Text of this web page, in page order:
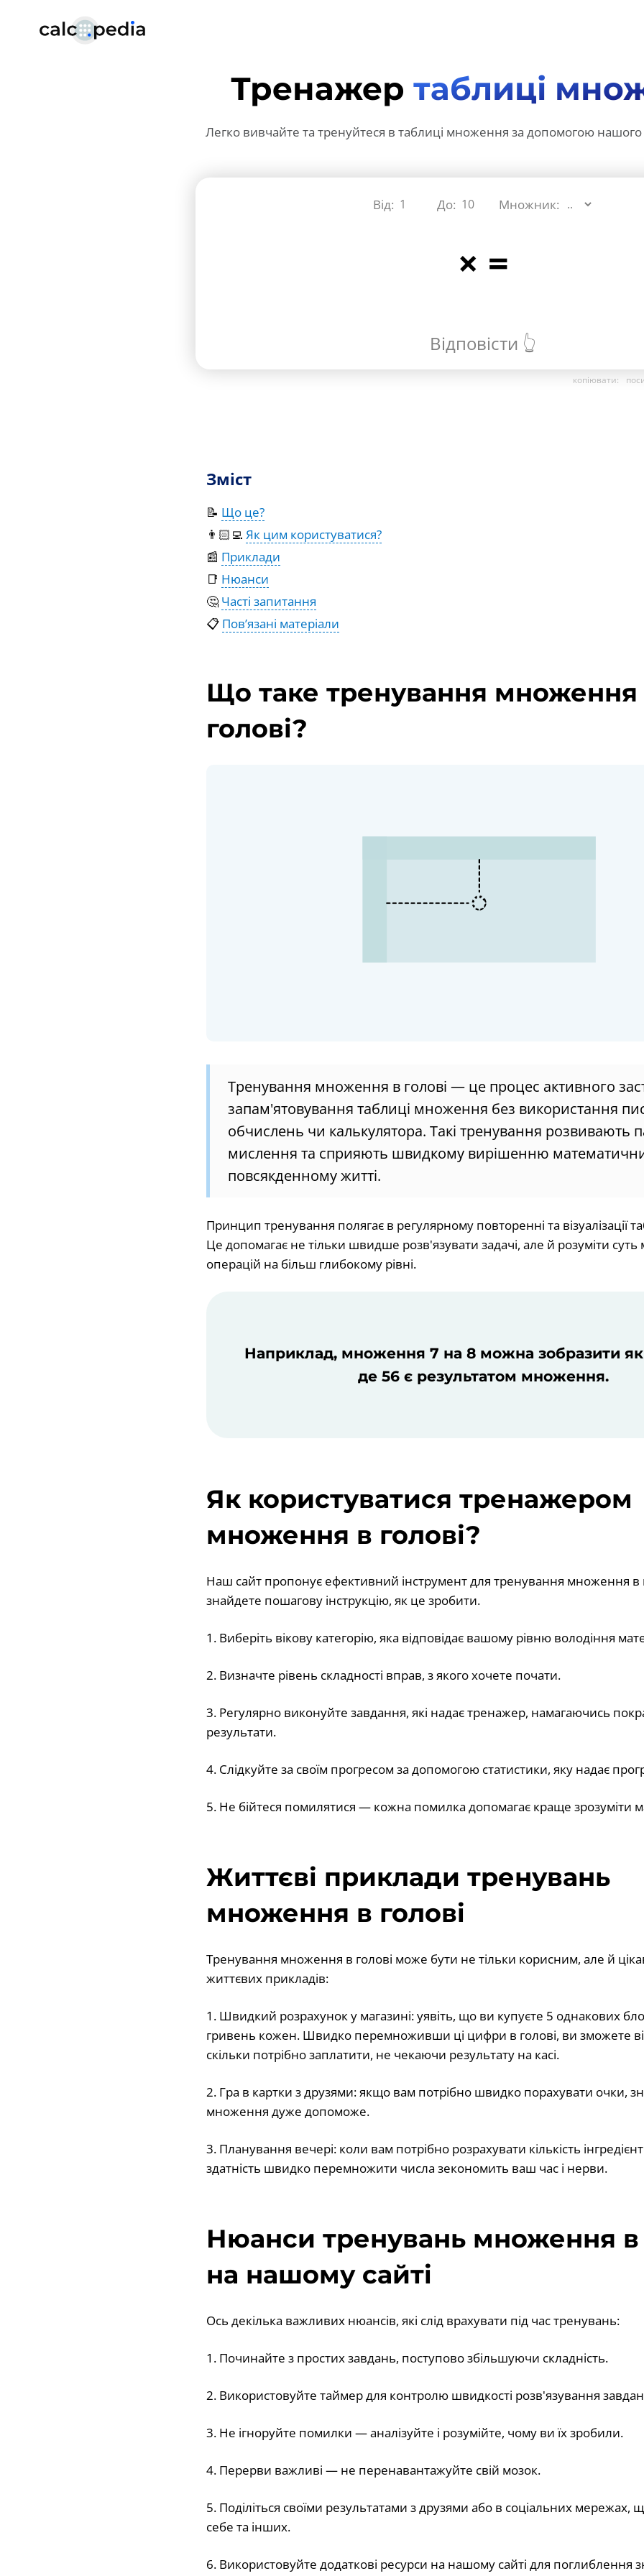
Тренажер таблиці
Легко вивчайте та тренуйтеся в таблиці множення за допомогою
Від: До: Множник:
× =
Відповісти 👆
копіювати:
Зміст
📝 Що це?
👨🏻‍💻 Як цим користуватися?
📰 Приклади
📑 Нюанси
🤔 Часті запитання
📋 Пов’язані матеріали
Що таке тренування множення
голові?
Тренування множення в голові — це процес активного
запам'ятовування таблиці множення без використання
обчислень чи калькулятора. Такі тренування розвивають
мислення та сприяють швидкому вирішенню
повсякденному житті.
Принцип тренування полягає в регулярному повторенні та візуалізації
Це допомагає не тільки швидше розв'язувати задачі, але й розуміти
операцій на більш глибокому рівні.
Наприклад, множення 7 на 8 можна зобразити як
де 56 є результатом множення.
Як користуватися тренажером
множення в голові?
Наш сайт пропонує ефективний інструмент для тренування множення в
знайдете пошагову інструкцію, як це зробити.
1. Виберіть вікову категорію, яка відповідає вашому рівню володіння
2. Визначте рівень складності вправ, з якого хочете почати.
3. Регулярно виконуйте завдання, які надає тренажер, намагаючись
результати.
4. Слідкуйте за своїм прогресом за допомогою статистики, яку надає
5. Не бійтеся помилятися — кожна помилка допомагає краще зрозуміти
Життєві приклади тренувань
множення в голові
Тренування множення в голові може бути не тільки корисним, але й
життєвих прикладів:
1. Швидкий розрахунок у магазині: уявіть, що ви купуєте 5 однакових
гривень кожен. Швидко перемноживши ці цифри в голові, ви зможете
скільки потрібно заплатити, не чекаючи результату на касі.
2. Гра в картки з друзями: якщо вам потрібно швидко порахувати очки,
множення дуже допоможе.
3. Планування вечері: коли вам потрібно розрахувати кількість
здатність швидко перемножити числа зекономить ваш час і нерви.
Нюанси тренувань множення в
на нашому сайті
Ось декілька важливих нюансів, які слід врахувати під час тренувань:
1. Починайте з простих завдань, поступово збільшуючи складність.
2. Використовуйте таймер для контролю швидкості розв'язування
3. Не ігноруйте помилки — аналізуйте і розумійте, чому ви їх зробили.
4. Перерви важливі — не перенавантажуйте свій мозок.
5. Поділіться своїми результатами з друзями або в соціальних мережах,
себе та інших.
6. Використовуйте додаткові ресурси на нашому сайті для поглиблення